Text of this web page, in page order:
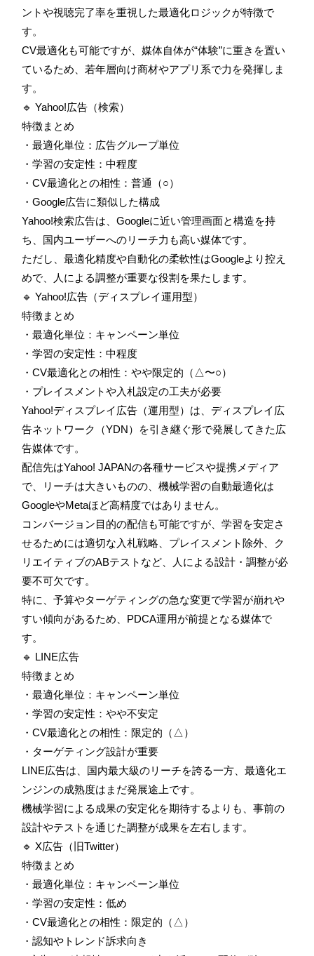
ントや視聴完了率を重視した最適化ロジックが特徴で
す。
CV最適化も可能ですが、媒体自体が“体験”に重きを置い
ているため、若年層向け商材やアプリ系で力を発揮しま
す。
🔹 Yahoo!広告（検索）
特徴まとめ
・最適化単位：広告グループ単位
・学習の安定性：中程度
・CV最適化との相性：普通（○）
・Google広告に類似した構成
Yahoo!検索広告は、Googleに近い管理画面と構造を持
ち、国内ユーザーへのリーチ力も高い媒体です。
ただし、最適化精度や自動化の柔軟性はGoogleより控え
めで、人による調整が重要な役割を果たします。
🔹 Yahoo!広告（ディスプレイ運用型）
特徴まとめ
・最適化単位：キャンペーン単位
・学習の安定性：中程度
・CV最適化との相性：やや限定的（△〜○）
・プレイスメントや入札設定の工夫が必要
Yahoo!ディスプレイ広告（運用型）は、ディスプレイ広
告ネットワーク（YDN）を引き継ぐ形で発展してきた広
告媒体です。
配信先はYahoo! JAPANの各種サービスや提携メディア
で、リーチは大きいものの、機械学習の自動最適化は
GoogleやMetaほど高精度ではありません。
コンバージョン目的の配信も可能ですが、学習を安定さ
せるためには適切な入札戦略、プレイスメント除外、ク
リエイティブのABテストなど、人による設計・調整が必
要不可欠です。
特に、予算やターゲティングの急な変更で学習が崩れや
すい傾向があるため、PDCA運用が前提となる媒体で
す。
🔹 LINE広告
特徴まとめ
・最適化単位：キャンペーン単位
・学習の安定性：やや不安定
・CV最適化との相性：限定的（△）
・ターゲティング設計が重要
LINE広告は、国内最大級のリーチを誇る一方、最適化エ
ンジンの成熟度はまだ発展途上です。
機械学習による成果の安定化を期待するよりも、事前の
設計やテストを通じた調整が成果を左右します。
🔹 X広告（旧Twitter）
特徴まとめ
・最適化単位：キャンペーン単位
・学習の安定性：低め
・CV最適化との相性：限定的（△）
・認知やトレンド訴求向き